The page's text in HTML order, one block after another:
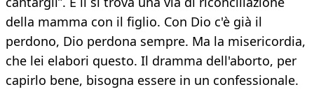
della mamma con il figlio. Con Dio c'è già il
perdono, Dio perdona sempre. Ma la misericordia,
che lei elabori questo. Il dramma dell'aborto, per
capirlo bene, bisogna essere in un confessionale.